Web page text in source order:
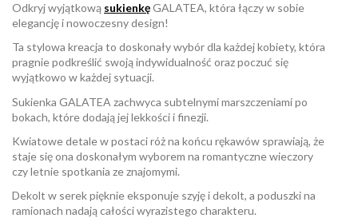
Odkryj wyjątkową sukienkęGALATEA, która łączy w sobie
elegancję i nowoczesny design!
Ta stylowa kreacja to doskonały wybór dla każdej kobiety, która
pragnie podkreślić swoją indywidualność oraz poczuć się
wyjątkowo w każdej sytuacji.
Sukienka GALATEA zachwyca subtelnymi marszczeniami po
bokach, które dodają jej lekkości i finezji.
Kwiatowe detale w postaci róż na końcu rękawów sprawiają, że
staje się ona doskonałym wyborem na romantyczne wieczory
czy letnie spotkania ze znajomymi.
Dekolt w serek pięknie eksponuje szyję i dekolt, a poduszki na
ramionach nadają całości wyrazistego charakteru.